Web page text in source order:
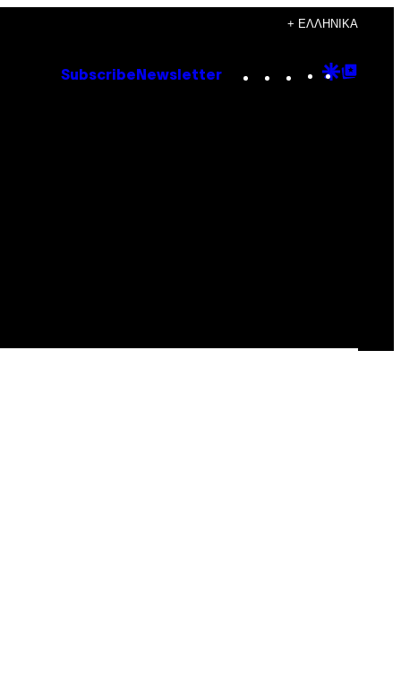
+ ΕΛΛΗΝΙΚΆ
Subscribe Newsletter Instagram
TikTok
YouTube
Google